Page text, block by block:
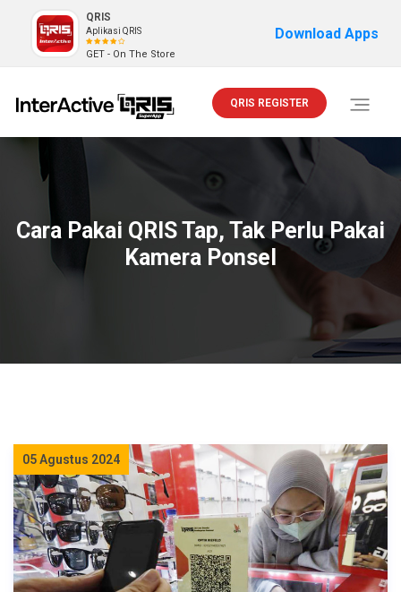
QRIS
Aplikasi QRIS
GET - On The Store
Download Apps
Toggle
QRIS REGISTER
Cara Pakai QRIS Tap, Tak Perlu Pakai
Kamera Ponsel
05 Agustus 2024